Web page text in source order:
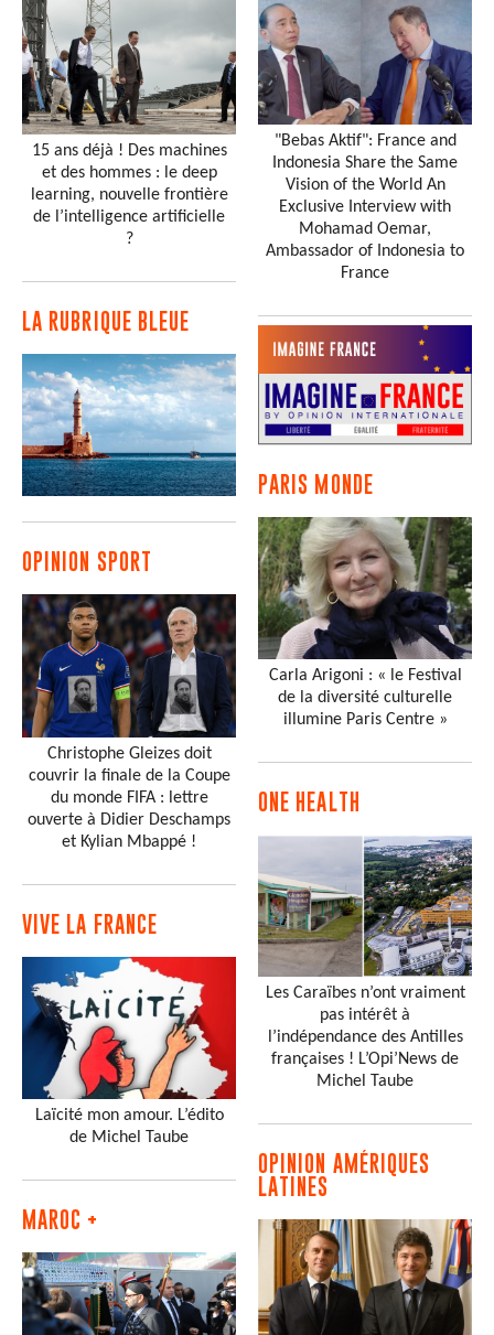
15 ans déjà ! Des machines
et des hommes : le deep
learning, nouvelle frontière
de l’intelligence artificielle
?
LA RUBRIQUE BLEUE
OPINION SPORT
Christophe Gleizes doit
couvrir la finale de la Coupe
du monde FIFA : lettre
ouverte à Didier Deschamps
et Kylian Mbappé !
VIVE LA FRANCE
Laïcité mon amour. L’édito
de Michel Taube
MAROC +
"Bebas Aktif": France and
Indonesia Share the Same
Vision of the World An
Exclusive Interview with
Mohamad Oemar,
Ambassador of Indonesia to
France
PARIS MONDE
Carla Arigoni : « le Festival
de la diversité culturelle
illumine Paris Centre »
ONE HEALTH
Les Caraïbes n’ont vraiment
pas intérêt à
l’indépendance des Antilles
françaises ! L’Opi’News de
Michel Taube
OPINION AMÉRIQUES
LATINES